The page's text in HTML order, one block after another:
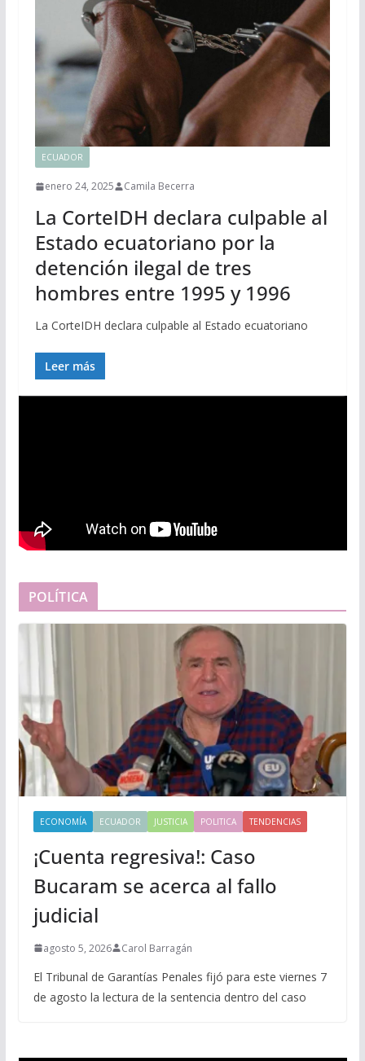
ECUADOR
enero 24, 2025 Camila Becerra
La CorteIDH declara culpable al
Estado ecuatoriano por la
detención ilegal de tres
hombres entre 1995 y 1996
La CorteIDH declara culpable al Estado ecuatoriano
Leer más
POLÍTICA
ECONOMÍA ECUADOR JUSTICIA POLITICA TENDENCIAS
¡Cuenta regresiva!: Caso
Bucaram se acerca al fallo
judicial
agosto 5, 2026 Carol Barragán
El Tribunal de Garantías Penales fijó para este viernes 7
de agosto la lectura de la sentencia dentro del caso